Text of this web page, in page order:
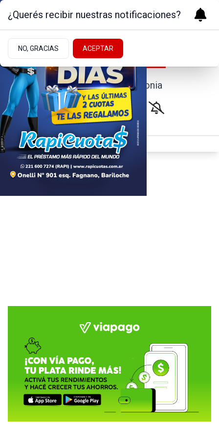
Noticias de la Patagonia
¿Querés recibir nuestras notificaciones?
NO, GRACIAS ACEPTAR